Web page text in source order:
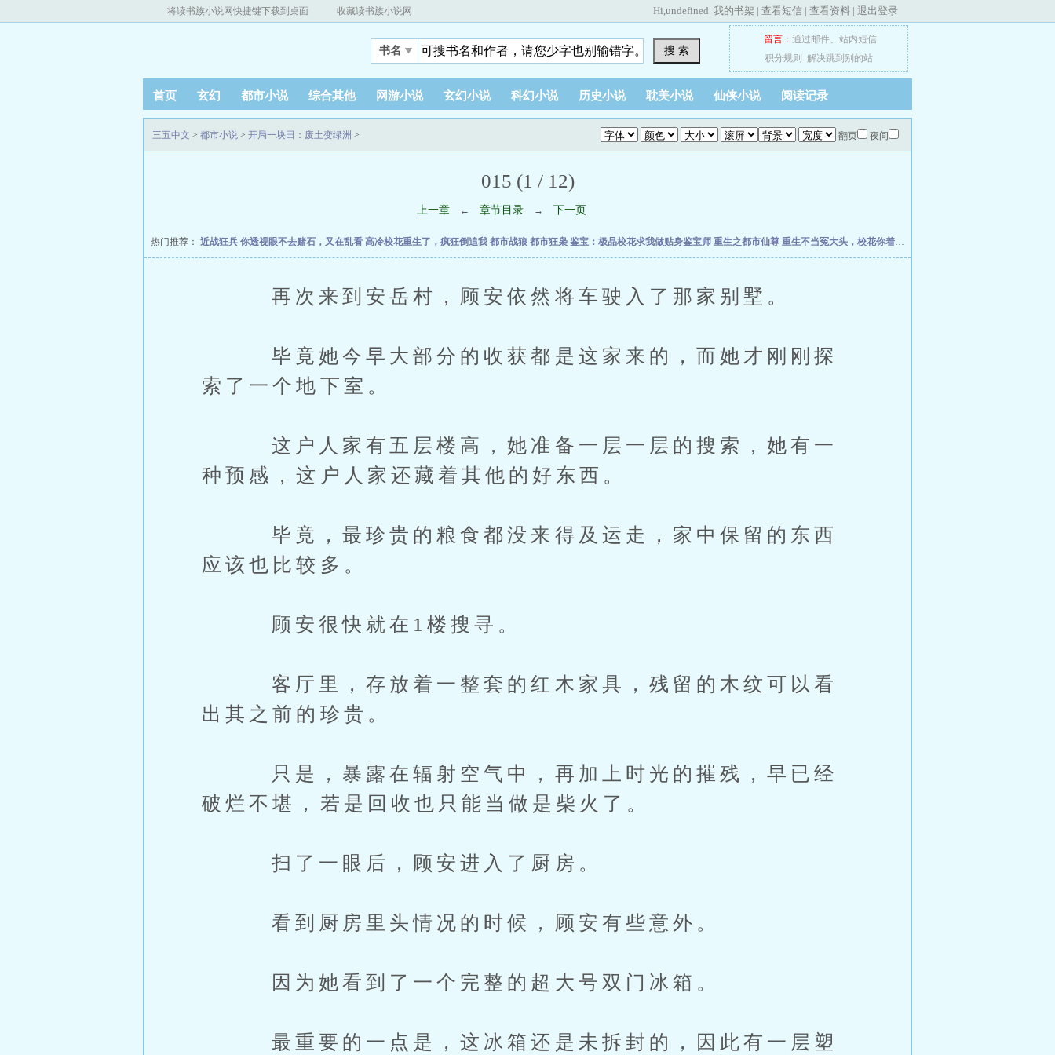
将读书族小说网快捷键下载到桌面 收藏读书族小说网 Hi,undefined 我的书架 | 查看短信 | 查看资料 | 退出登录
书名 搜 索
留言： 通过邮件、 站内短信
积分规则
解决跳到别的站
首页 玄幻 都市小说 综合其他 网游小说 玄幻小说 科幻小说 历史小说 耽美小说 仙侠小说 阅读记录
翻页 夜间
三五中文 > 都市小说 > 开局一块田：废土变绿洲 >
015 (1 / 12)
上一章 ← 章节目录 → 下一页
热门推荐： 近战狂兵 你透视眼不去赌石，又在乱看 高冷校花重生了，疯狂倒追我 都市战狼 都市狂枭 鉴宝：极品校花求我做贴身鉴宝师 重生之都市仙尊 重生不当冤大头，校花你着急啥？
再次来到安岳村，顾安依然将车驶入了那家别墅。
毕竟她今早大部分的收获都是这家来的，而她才刚刚探
索了一个地下室。
这户人家有五层楼高，她准备一层一层的搜索，她有一
种预感，这户人家还藏着其他的好东西。
毕竟，最珍贵的粮食都没来得及运走，家中保留的东西
应该也比较多。
顾安很快就在1楼搜寻。
客厅里，存放着一整套的红木家具，残留的木纹可以看
出其之前的珍贵。
只是，暴露在辐射空气中，再加上时光的摧残，早已经
破烂不堪，若是回收也只能当做是柴火了。
扫了一眼后，顾安进入了厨房。
看到厨房里头情况的时候，顾安有些意外。
因为她看到了一个完整的超大号双门冰箱。
最重要的一点是，这冰箱还是未拆封的，因此有一层塑